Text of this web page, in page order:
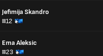
Jefimija Skandro
#12
Ema Aleksic
#23